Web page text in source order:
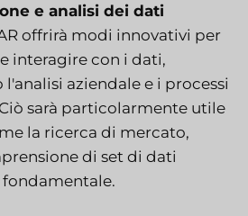
e analisi dei dati
offrirà modi innovativi per
interagire con i dati,
aziendale e i processi
sarà particolarmente utile
la ricerca di mercato,
di set di dati